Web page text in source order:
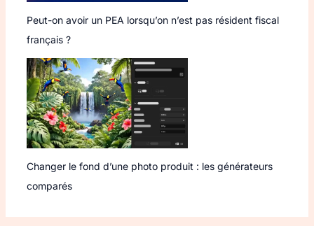
Peut-on avoir un PEA lorsqu’on n’est pas résident fiscal
français ?
Changer le fond d’une photo produit : les générateurs
comparés